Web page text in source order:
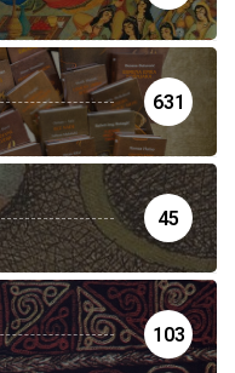
631
45
103